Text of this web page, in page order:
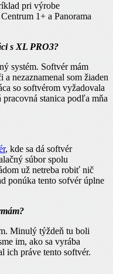
pri výrobe
1+ a Panorama
s XL PRO3?
systém. Softvér mám
nezaznamenal som žiaden
so softvérom vyžadovala
stanica podľa mňa
, kde sa dá softvér
súbor spolu
už netreba robiť nič
ponúka tento sofvér úplne
Minulý týždeň tu boli
im, ako sa vyrába
ich práve tento softvér.